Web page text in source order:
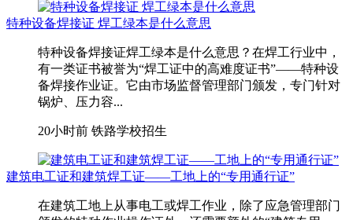
特种设备焊接证 焊工绿本是什么意思
特种设备焊接证焊工绿本是什么意思？在焊工行业中，
有一类证书被誉为“焊工证中的高难度证书”——特种设
备焊接作业证。它由市场监督管理部门颁发，专门针对
锅炉、压力容...
20小时前 铁路学校招生
建筑电工证和建筑焊工证——工地上的“专用通行证”
在建筑工地上从事电工或焊工作业，除了应急管理部门